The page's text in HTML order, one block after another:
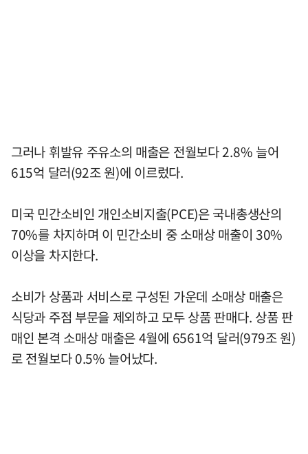
그러나 휘발유 주유소의 매출은 전월보다 2.8% 늘어
615억 달러(92조 원)에 이르렀다.
미국 민간소비인 개인소비지출(PCE)은 국내총생산의
70%를 차지하며 이 민간소비 중 소매상 매출이 30%
이상을 차지한다.
소비가 상품과 서비스로 구성된 가운데 소매상 매출은
식당과 주점 부문을 제외하고 모두 상품 판매다. 상품 판
매인 본격 소매상 매출은 4월에 6561억 달러(979조 원)
로 전월보다 0.5% 늘어났다.